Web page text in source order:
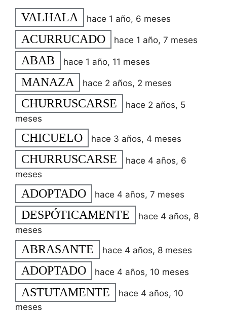
VALHALA hace 1 año, 6 meses
ACURRUCADO hace 1 año, 7 meses
ABAB hace 1 año, 11 meses
MANAZA hace 2 años, 2 meses
CHURRUSCARSE
hace 2 años, 5
meses
CHICUELO hace 3 años, 4 meses
CHURRUSCARSE
hace 4 años, 6
meses
ADOPTADO hace 4 años, 7 meses
DESPÓTICAMENTE
hace 4 años, 8
meses
ABRASANTE hace 4 años, 8 meses
ADOPTADO hace 4 años, 10 meses
ASTUTAMENTE
hace 4 años, 10
meses